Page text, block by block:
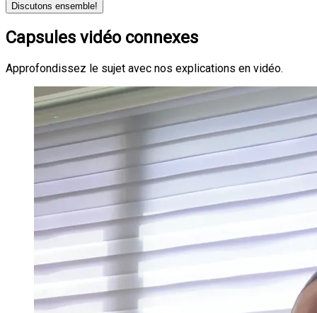
Discutons ensemble!
Capsules vidéo connexes
Approfondissez le sujet avec nos explications en vidéo.